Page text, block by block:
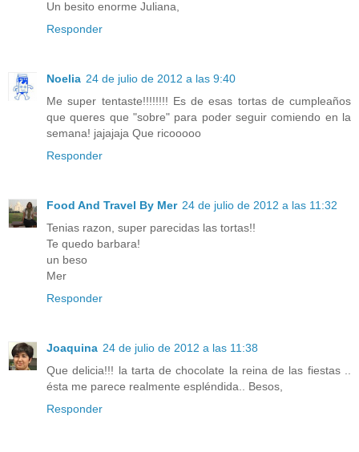
Un besito enorme Juliana,
Responder
Noelia 24 de julio de 2012 a las 9:40
Me super tentaste!!!!!!!! Es de esas tortas de cumpleaños
que queres que "sobre" para poder seguir comiendo en la
semana! jajajaja Que ricooooo
Responder
Food And Travel By Mer 24 de julio de 2012 a las 11:32
Tenias razon, super parecidas las tortas!!
Te quedo barbara!
un beso
Mer
Responder
Joaquina 24 de julio de 2012 a las 11:38
Que delicia!!! la tarta de chocolate la reina de las fiestas ..
ésta me parece realmente espléndida.. Besos,
Responder